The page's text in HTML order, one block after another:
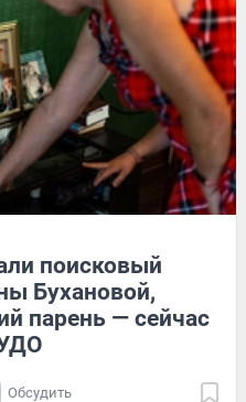
поисковый
Бухановой,
парень — сейчас
Обсудить